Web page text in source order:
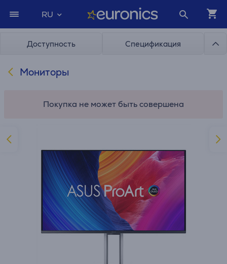
RU
Доступность Спецификация
Мониторы
Покупка не может быть совершена